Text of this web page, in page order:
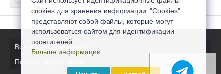
Все последние новости
Полная версия сайта
cookies для хранения информации. "Cookies"
представляют собой файлы, которые могут
использоваться сайтом для идентификации
посетителей...
Больше информации